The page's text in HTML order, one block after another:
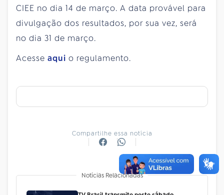
CIEE no dia 14 de março. A data provável para
divulgação dos resultados, por sua vez, será
no dia 31 de março.
Acesse aqui o regulamento.
Compartilhe essa notícia
Notícias Relacionadas